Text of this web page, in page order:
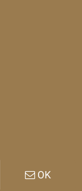
OK